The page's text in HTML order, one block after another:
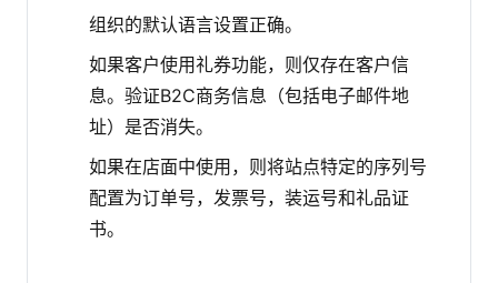
组织的默认语言设置正确。
如果客户使用礼券功能，则仅存在客户信
息。验证B2C商务信息（包括电子邮件地
址）是否消失。
如果在店面中使用，则将站点特定的序列号
配置为订单号，发票号，装运号和礼品证
书。